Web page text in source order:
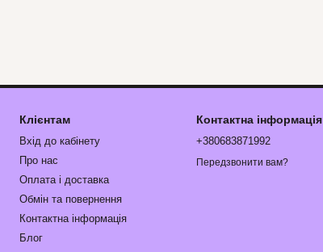
Клієнтам
Вхід до кабінету
Про нас
Оплата і доставка
Обмін та повернення
Контактна інформація
Блог
Контактна інформація
+380683871992
Передзвонити вам?